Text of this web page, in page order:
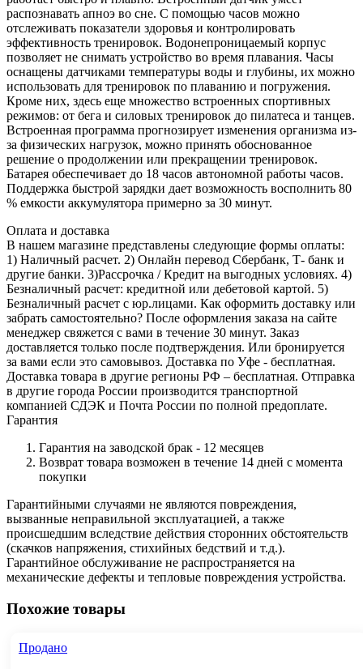
распознавать апноэ во сне. С помощью часов можно
отслеживать показатели здоровья и контролировать
эффективность тренировок. Водонепроницаемый корпус
позволяет не снимать устройство во время плавания. Часы
оснащены датчиками температуры воды и глубины, их можно
использовать для тренировок по плаванию и погружения.
Кроме них, здесь еще множество встроенных спортивных
режимов: от бега и силовых тренировок до пилатеса и танцев.
Встроенная программа прогнозирует изменения организма из-
за физических нагрузок, можно принять обоснованное
решение о продолжении или прекращении тренировок.
Батарея обеспечивает до 18 часов автономной работы часов.
Поддержка быстрой зарядки дает возможность восполнить 80
% емкости аккумулятора примерно за 30 минут.
Оплата и доставка
В нашем магазине представлены следующие формы оплаты:
1) Наличный расчет. 2) Онлайн перевод Сбербанк, Т- банк и
другие банки. 3)Рассрочка / Кредит на выгодных условиях. 4)
Безналичный расчет: кредитной или дебетовой картой. 5)
Безналичный расчет с юр.лицами. Как оформить доставку или
забрать самостоятельно? После оформления заказа на сайте
менеджер свяжется с вами в течение 30 минут. Заказ
доставляется только после подтверждения. Или бронируется
за вами если это самовывоз. Доставка по Уфе - бесплатная.
Доставка товара в другие регионы РФ – бесплатная. Отправка
в другие города России производится транспортной
компанией СДЭК и Почта России по полной предоплате.
Гарантия
Гарантия на заводской брак - 12 месяцев
Возврат товара возможен в течение 14 дней с момента
покупки
Гарантийными случаями не являются повреждения,
вызванные неправильной эксплуатацией️, а также
происшедшим вследствие действия сторонних обстоятельств
(скачков напряжения, стихийных бедствий и т.д.).
Гарантийное обслуживание не распространяется на
механические дефекты и тепловые повреждения устройства.
Похожие товары
Продано